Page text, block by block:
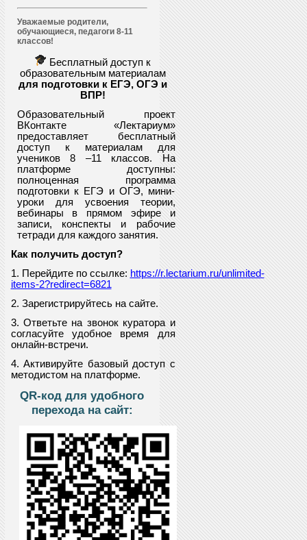
Уважаемые родители,
обучающиеся, педагоги 8-11
классов!
Бесплатный доступ к
образовательным материалам
для подготовки к ЕГЭ, ОГЭ и
ВПР!
Образовательный проект
ВКонтакте «Лектариум»
предоставляетбесплатный
доступ к материалам для
учеников 8 –11 классов. На
платформе доступны:
полноценная программа
подготовки к ЕГЭ и ОГЭ, мини-
уроки для усвоения теории,
вебинары в прямом эфире и
записи, конспекты и рабочие
тетради для каждого занятия.
Как получить доступ?
1. Перейдите по ссылке: https://r.lectarium.ru/unlimited-
items-2?redirect=6821
2. Зарегистрируйтесь на сайте.
3. Ответьте на звонок куратора и
согласуйте удобное время для
онлайн-встречи.
4. Активируйте базовый доступ с
методистом на платформе.
QR-код для удобного
перехода на сайт: